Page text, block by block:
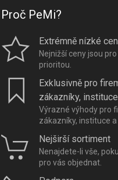
Proč PeMi?
Extrémně nízké
Nejnižší ceny jsou
prioritou.
Exklusivně pro
zákazníky,
Výrazné výhody pro
zákazníky, instituce a
Nejširší sortiment
Nenajdete-li vše,
pro vás objednat.